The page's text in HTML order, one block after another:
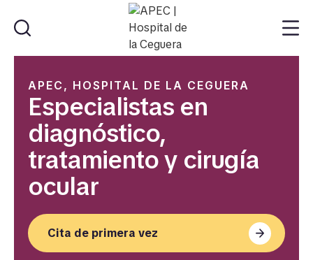
APEC, HOSPITAL DE LA CEGUERA
Especialistas en
diagnóstico,
tratamiento y cirugía
ocular
Cita de primera vez